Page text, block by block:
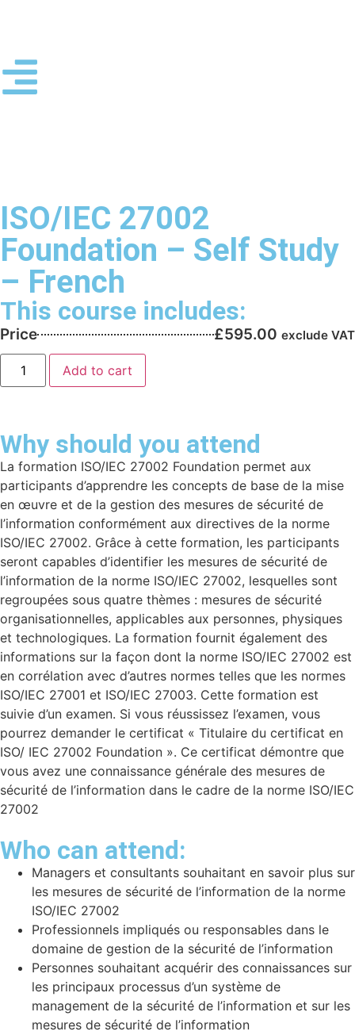
ISO/IEC 27002
Foundation – Self Study
– French
This course includes:
Price £595.00 exclude VAT
Add to cart
Why should you attend
La formation ISO/IEC 27002 Foundation permet aux
participants d’apprendre les concepts de base de la mise
en œuvre et de la gestion des mesures de sécurité de
l’information conformément aux directives de la norme
ISO/IEC 27002. Grâce à cette formation, les participants
seront capables d’identifier les mesures de sécurité de
l’information de la norme ISO/IEC 27002, lesquelles sont
regroupées sous quatre thèmes : mesures de sécurité
organisationnelles, applicables aux personnes, physiques
et technologiques. La formation fournit également des
informations sur la façon dont la norme ISO/IEC 27002 est
en corrélation avec d’autres normes telles que les normes
ISO/IEC 27001 et ISO/IEC 27003. Cette formation est
suivie d’un examen. Si vous réussissez l’examen, vous
pourrez demander le certificat « Titulaire du certificat en
ISO/ IEC 27002 Foundation ». Ce certificat démontre que
vous avez une connaissance générale des mesures de
sécurité de l’information dans le cadre de la norme ISO/IEC
27002
Who can attend:
Managers et consultants souhaitant en savoir plus sur
les mesures de sécurité de l’information de la norme
ISO/IEC 27002
Professionnels impliqués ou responsables dans le
domaine de gestion de la sécurité de l’information
Personnes souhaitant acquérir des connaissances sur
les principaux processus d’un système de
management de la sécurité de l’information et sur les
mesures de sécurité de l’information